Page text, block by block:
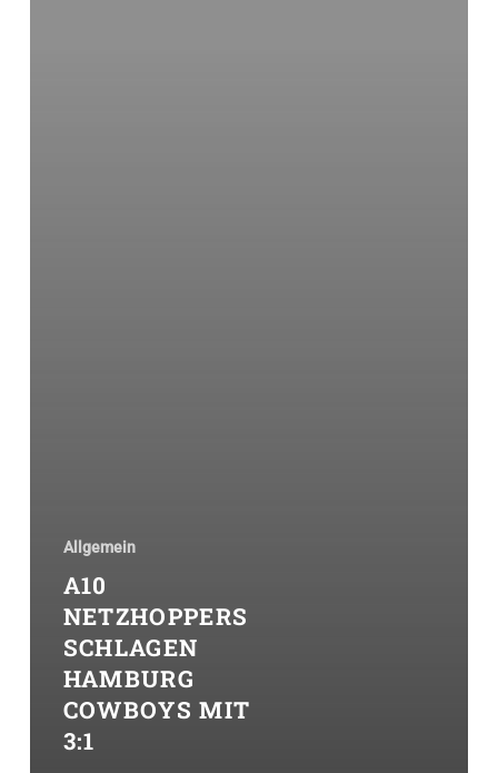
Allgemein
A10
NETZHOPPERS
SCHLAGEN
HAMBURG
COWBOYS MIT
3:1